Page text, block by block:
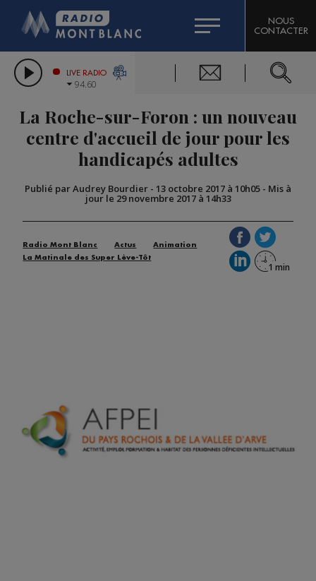
LES CHRONIQUES DE L'EXPERT
CITIZEN MACHINERY
GRAND MASSIF DOMAINES SKIABLES
BIGARD
COMPAGNIE DU MONT-BLANC
NOUS
CONTACTER
LIVE RADIO
94.60
La Roche-sur-Foron : un nouveau
centre d'accueil de jour pour les
handicapés adultes
Publié par Audrey Bourdier - 13 octobre 2017 à 10h05 - Mis à
jour le 29 novembre 2017 à 14h33
Radio Mont Blanc Actus
Animation
La Matinale des Super Lève-Tôt